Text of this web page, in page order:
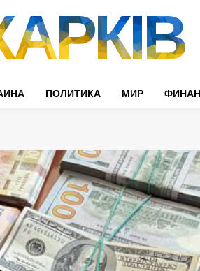
ПОЛИТИКА МИР